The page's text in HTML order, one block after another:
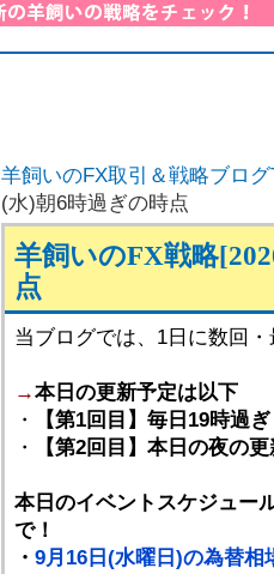
羊飼いのFX取引＆戦略ブログ
(水)朝6時過ぎの時点
羊飼いのFX戦略
点
当ブログでは、1日に数回
→本日の更新予定は以下
・
【第1回目】毎日19時過
・
【第2回目】本日の夜の
本日のイベントスケジュー
で！
・ 9月16日(水曜日)の為替相